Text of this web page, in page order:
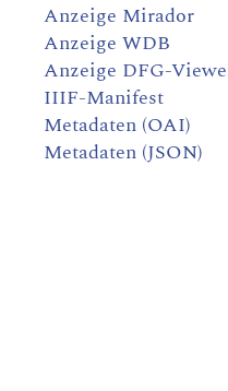
Anzeige Mirador
Anzeige WDB
Anzeige DFG-
IIIF-Manifest
Metadaten (OAI)
Metadaten (JSON)